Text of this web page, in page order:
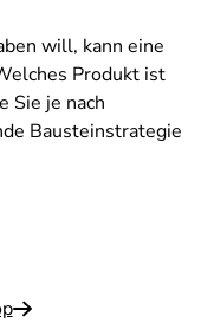
will, kann eine
Produkt ist
Sie je nach
Bausteinstrategie